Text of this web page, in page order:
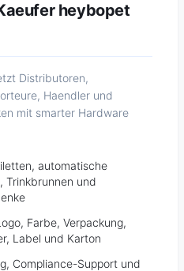
heybopet
Distributoren,
Haendler und
mit smarter Hardware
automatische
Trinkbrunnen und
Farbe, Verpackung,
Label und Karton
Compliance-Support und